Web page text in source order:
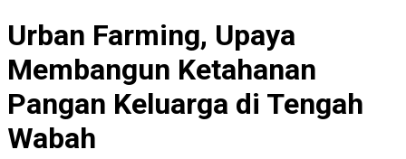
Urban Farming, Upaya
Membangun Ketahanan
Pangan Keluarga di Tengah
Wabah